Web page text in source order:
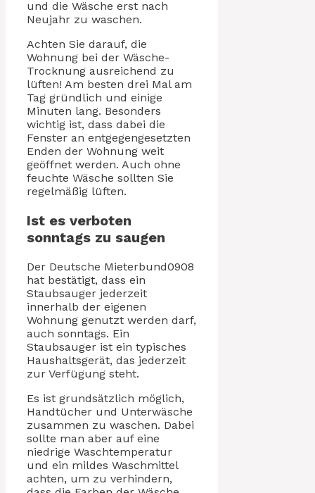
und die Wäsche erst nach
Neujahr zu waschen.
Achten Sie darauf, die
Wohnung bei der Wäsche-
Trocknung ausreichend zu
lüften! Am besten drei Mal am
Tag gründlich und einige
Minuten lang. Besonders
wichtig ist, dass dabei die
Fenster an entgegengesetzten
Enden der Wohnung weit
geöffnet werden. Auch ohne
feuchte Wäsche sollten Sie
regelmäßig lüften.
Ist es verboten
sonntags zu saugen
Der Deutsche Mieterbund0908
hat bestätigt, dass ein
Staubsauger jederzeit
innerhalb der eigenen
Wohnung genutzt werden darf,
auch sonntags. Ein
Staubsauger ist ein typisches
Haushaltsgerät, das jederzeit
zur Verfügung steht.
Es ist grundsätzlich möglich,
Handtücher und Unterwäsche
zusammen zu waschen. Dabei
sollte man aber auf eine
niedrige Waschtemperatur
und ein mildes Waschmittel
achten, um zu verhindern,